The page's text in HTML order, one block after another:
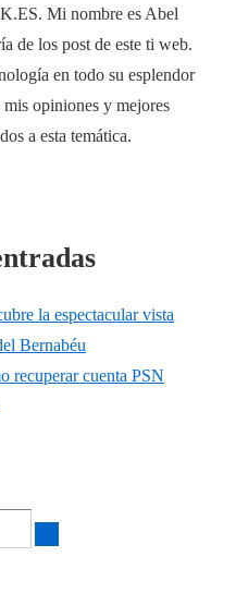
Mi nombre es Abel
de los post de este ti web.
en todo su esplendor
opiniones y mejores
a esta temática.
la espectacular vista
Bernabéu
recuperar cuenta PSN